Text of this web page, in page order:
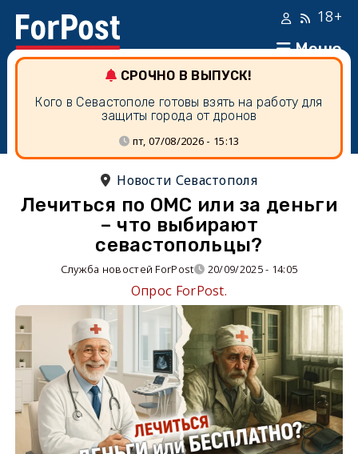
Меню
18+
СРОЧНО В ВЫПУСК!
Кого в Севастополе готовы взять на работу для
защиты города от дронов
пт, 07/08/2026 - 15:13
Новости Севастополя
Лечиться по ОМС или за деньги
– что выбирают
севастопольцы?
Служба новостей ForPost 20/09/2025 - 14:05
Опрос ForPost.